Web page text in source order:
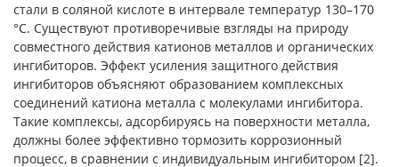
стали в соляной кислоте в интервале температур 130–170
°С. Существуют противоречивые взгляды на природу
совместного действия катионов металлов и органических
ингибиторов. Эффект усиления защитного действия
ингибиторов объясняют образованием комплексных
соединений катиона металла с молекулами ингибитора.
Такие комплексы, адсорбируясь на поверхности металла,
должны более эффективно тормозить коррозионный
процесс, в сравнении с индивидуальным ингибитором [2].